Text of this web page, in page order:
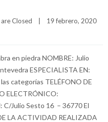
Closed
en piedra NOMBRE: Julio
ESPECIALISTA EN:
categorías TELÉFONO DE
ELECTRÓNICO:
C/Julio Sesto 16 – 36770 El
LA ACTIVIDAD REALIZADA